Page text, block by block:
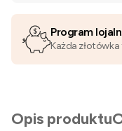
Program
Każda
Opis produktu